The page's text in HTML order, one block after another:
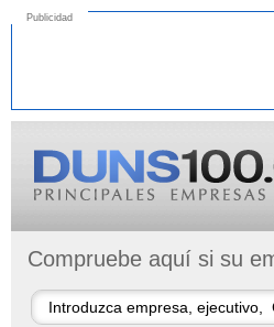
Publicidad
Compruebe aquí si su